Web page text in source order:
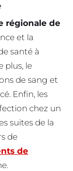
régionale de
et la
santé à
plus, le
de sang et
Enfin, les
chez un
suites de la
de
de